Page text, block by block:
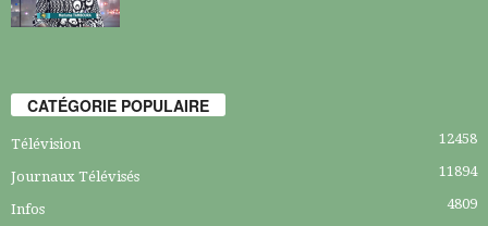
CATÉGORIE POPULAIRE
Télévision 12458
Journaux Télévisés 11894
Infos 4809